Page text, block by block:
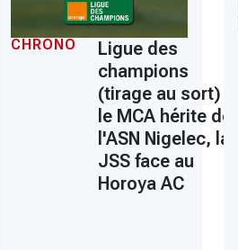
CHRONO
Ligue des
champions
(tirage au sort) :
le MCA hérite de
l'ASN Nigelec, la
JSS face au
Horoya AC